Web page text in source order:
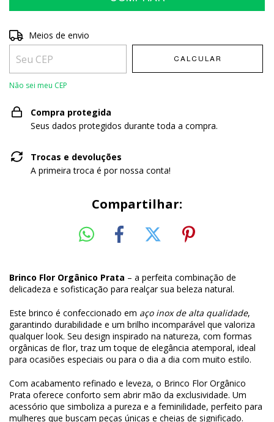
Entregas para o CEP:
Meios de envio
CALCULAR
Não sei meu CEP
Compra protegida
Seus dados protegidos durante toda a compra.
Trocas e devoluções
A primeira troca é por nossa conta!
Compartilhar:
Brinco Flor Orgânico Prata – a perfeita combinação de
delicadeza e sofisticação para realçar sua beleza natural.
Este brinco é confeccionado em aço inox de alta qualidade,
garantindo durabilidade e um brilho incomparável que valoriza
qualquer look. Seu design inspirado na natureza, com formas
orgânicas de flor, traz um toque de elegância atemporal, ideal
para ocasiões especiais ou para o dia a dia com muito estilo.
Com acabamento refinado e leveza, o Brinco Flor Orgânico
Prata oferece conforto sem abrir mão da exclusividade. Um
acessório que simboliza a pureza e a feminilidade, perfeito para
mulheres que buscam peças únicas e cheias de significado.